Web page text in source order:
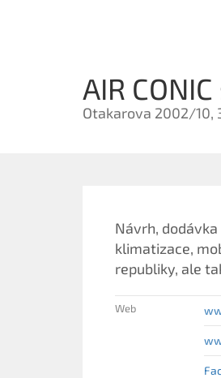
AIR
Otakarova 2002/10,
Návrh,
klimatizace,
republiky, ale
Web